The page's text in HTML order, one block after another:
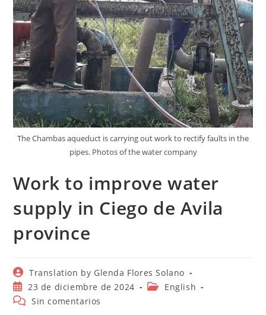
The Chambas aqueduct is carrying out work to rectify faults in the
pipes. Photos of the water company
Work to improve water
supply in Ciego de Avila
province
Autor
de
la
entrada:
Translation by Glenda Flores Solano
Publicación
de
la
23 de diciembre de 2024
Categoría
English
Comentarios
Sin comentarios